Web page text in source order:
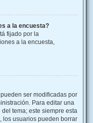
a la encuesta?
fijado por la
a la encuesta,
ser modificadas por
Para editar una
tema; este siempre esta
los usuarios pueden borrar